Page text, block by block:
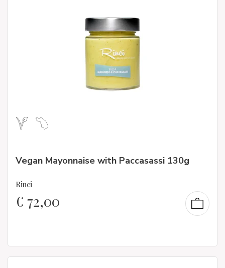
Vegan Mayonnaise with Paccasassi 130g
Rinci
€ 72,00